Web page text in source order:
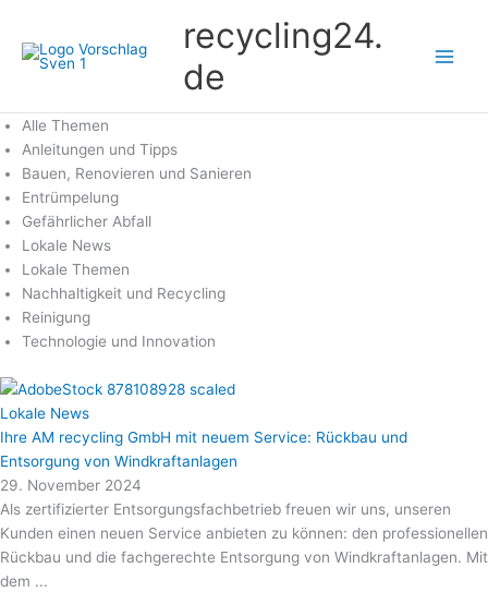
springen
recycling24.
de
Alle Themen
Anleitungen und Tipps
Bauen, Renovieren und Sanieren
Entrümpelung
Gefährlicher Abfall
Lokale News
Lokale Themen
Nachhaltigkeit und Recycling
Reinigung
Technologie und Innovation
Lokale News
Ihre AM recycling GmbH mit neuem Service: Rückbau und
Entsorgung von Windkraftanlagen
29. November 2024
Als zertifizierter Entsorgungsfachbetrieb freuen wir uns, unseren
Kunden einen neuen Service anbieten zu können: den professionellen
Rückbau und die fachgerechte Entsorgung von Windkraftanlagen. Mit
dem ...